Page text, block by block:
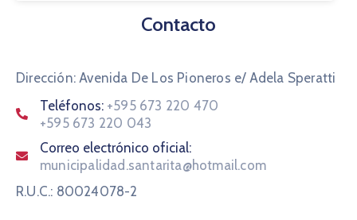
Contacto
Dirección: Avenida De Los Pioneros e/ Adela Speratti
Teléfonos: +595 673 220 470
+595 673 220 043
Correo electrónico oficial:
municipalidad.santarita@hotmail.com
R.U.C.: 80024078-2